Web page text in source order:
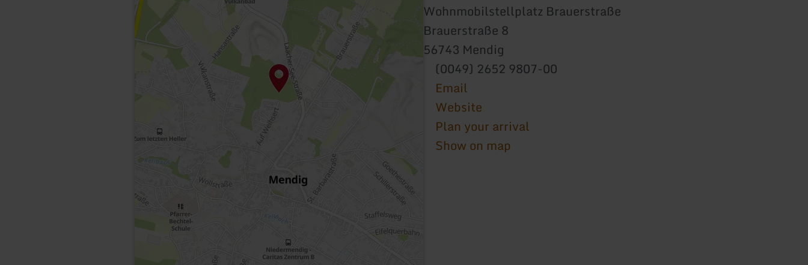
Wohnmobilstellplatz Brauerstraße
Brauerstraße 8
56743 Mendig
(0049) 2652 9807-00
Email
Website
Plan your arrival
Show on map